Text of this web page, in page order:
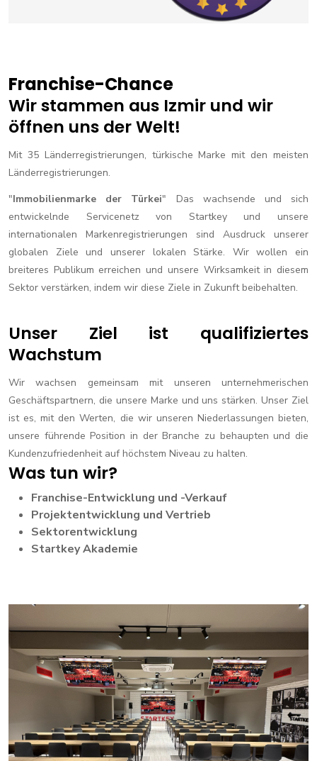
Franchise-Chance
Wir stammen aus Izmir und wir
öffnen uns der Welt!
Mit 35 Länderregistrierungen, türkische Marke mit den meisten
Länderregistrierungen.
"Immobilienmarke der Türkei" Das wachsende und sich
entwickelnde Servicenetz von Startkey und unsere
internationalen Markenregistrierungen sind Ausdruck unserer
globalen Ziele und unserer lokalen Stärke. Wir wollen ein
breiteres Publikum erreichen und unsere Wirksamkeit in diesem
Sektor verstärken, indem wir diese Ziele in Zukunft beibehalten.
Unser Ziel ist qualifiziertes
Wachstum
Wir wachsen gemeinsam mit unseren unternehmerischen
Geschäftspartnern, die unsere Marke und uns stärken. Unser Ziel
ist es, mit den Werten, die wir unseren Niederlassungen bieten,
unsere führende Position in der Branche zu behaupten und die
Kundenzufriedenheit auf höchstem Niveau zu halten.
Was tun wir?
Franchise-Entwicklung und -Verkauf
Projektentwicklung und Vertrieb
Sektorentwicklung
Startkey Akademie